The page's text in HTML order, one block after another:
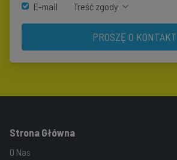
E-mail Treść zgody
PROSZĘ O KONTAKT
Strona Główna
O Nas